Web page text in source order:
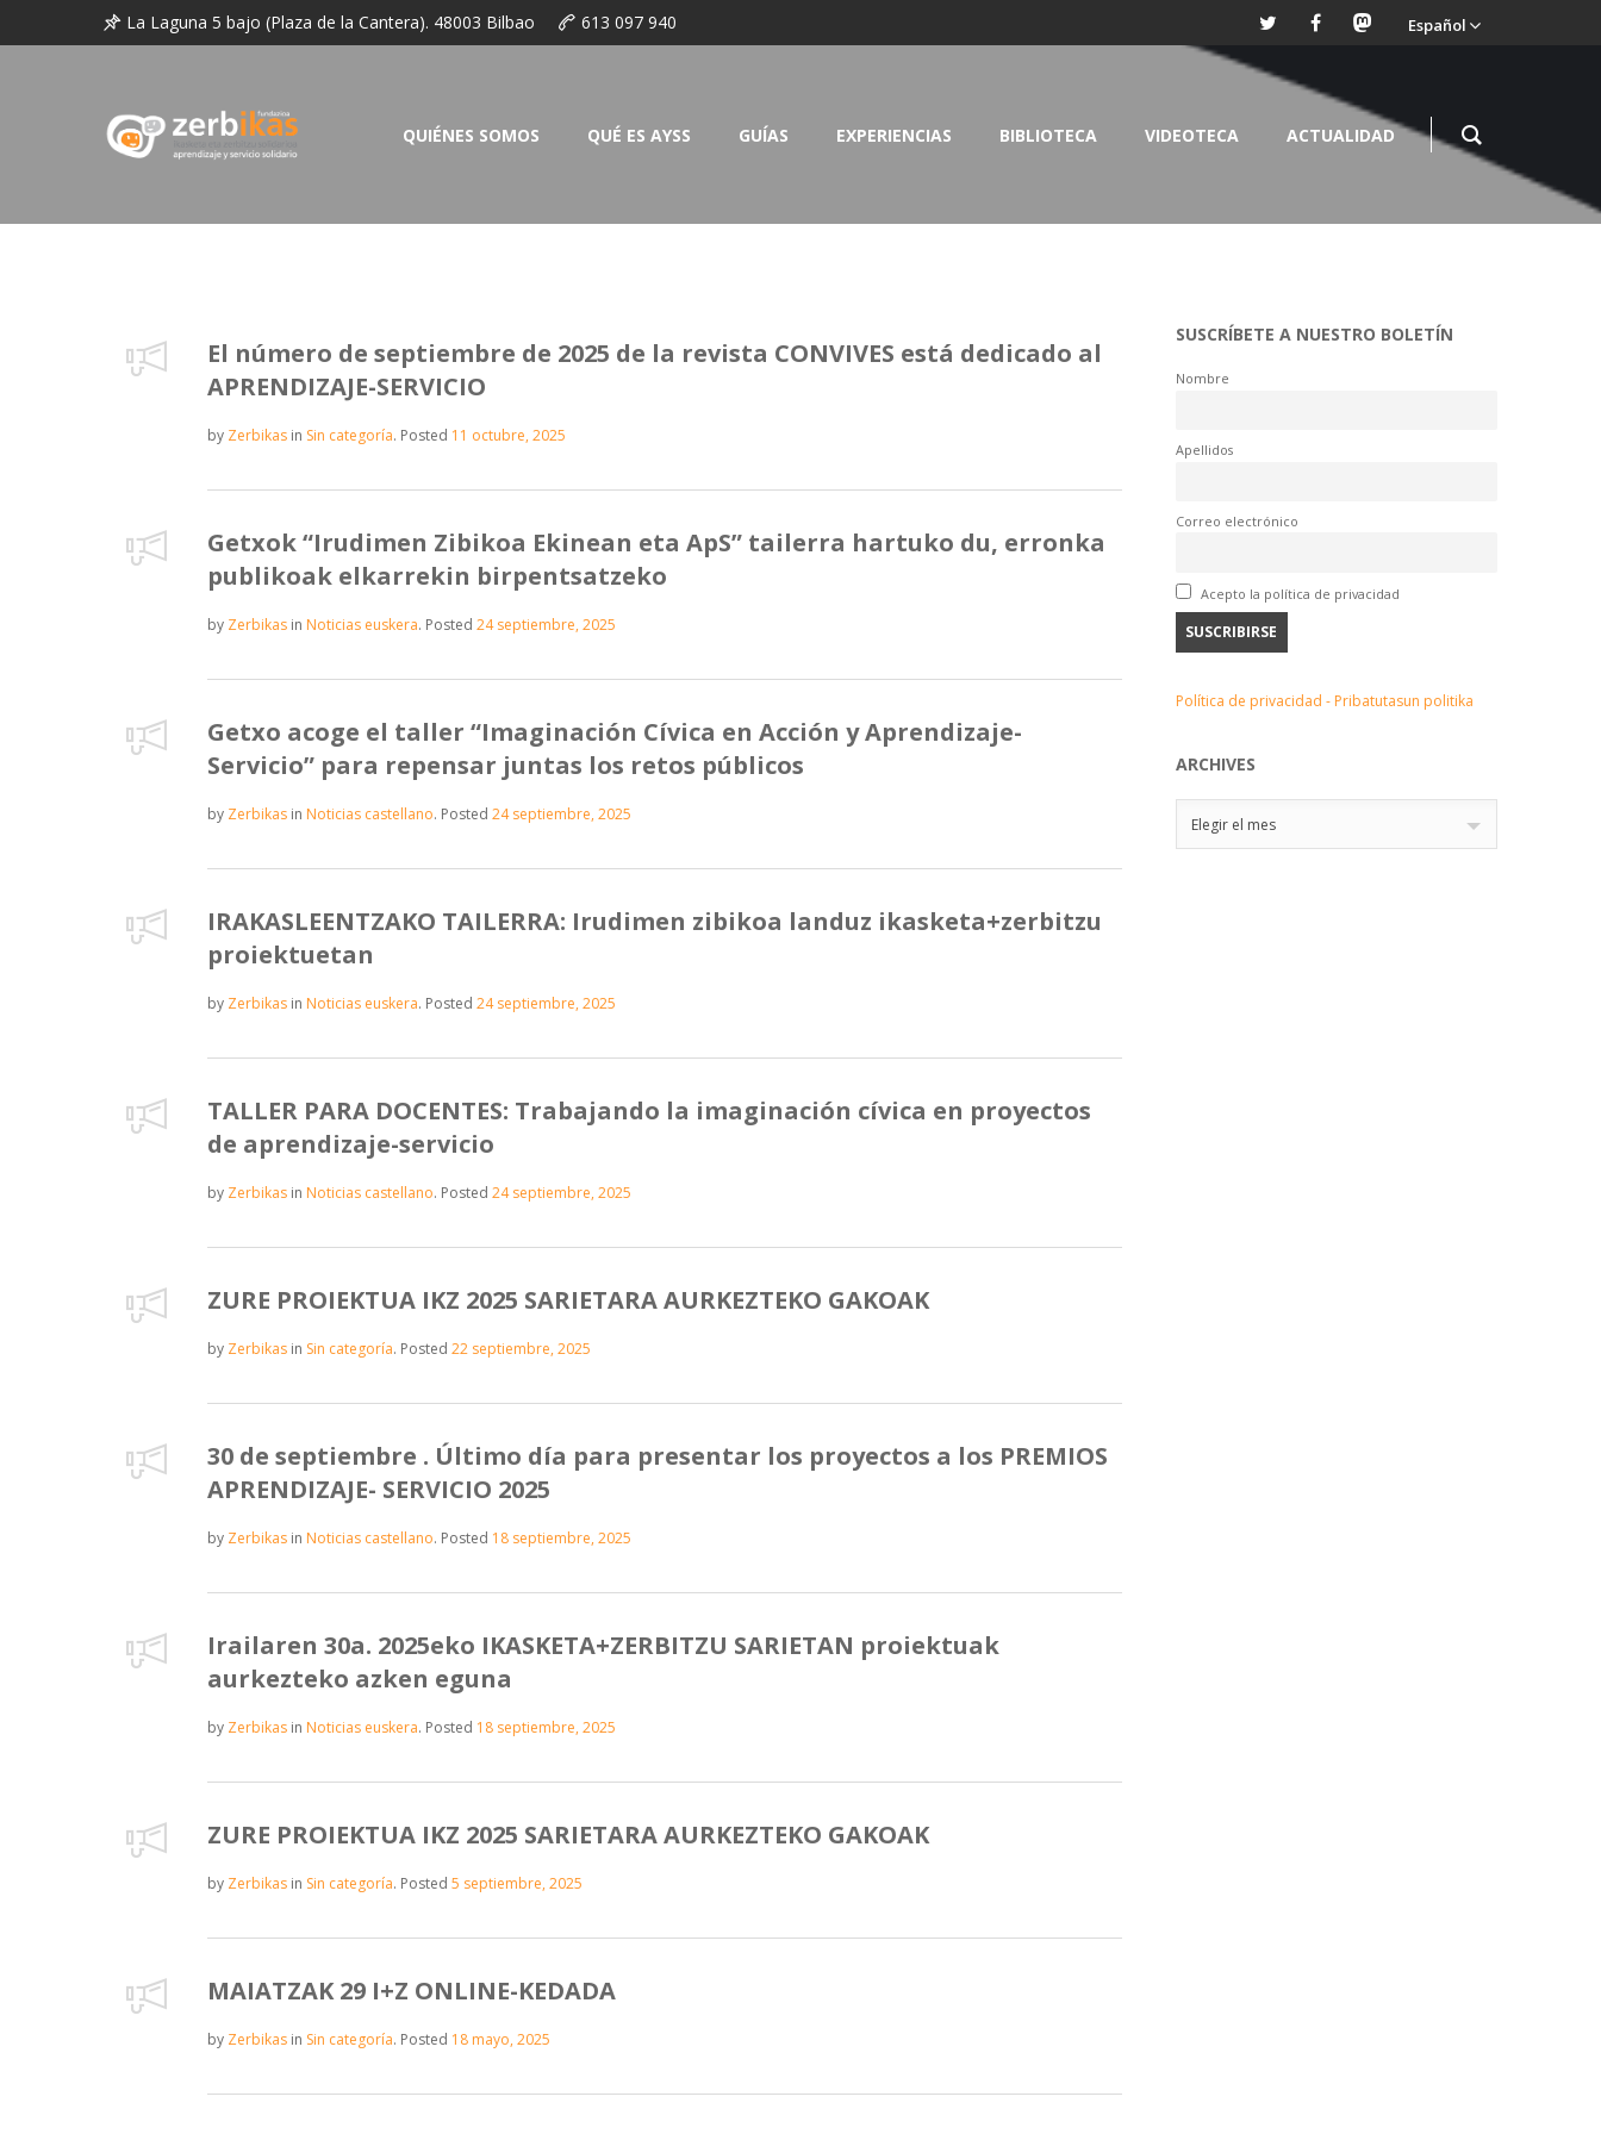
La Laguna 5 bajo (Plaza de la Cantera). 48003 Bilbao 613 097 940 Español
QUIÉNES SOMOS QUÉ ES AYSS GUÍAS EXPERIENCIAS BIBLIOTECA VIDEOTECA ACTUALIDAD
El número de septiembre de 2025 de la revista CONVIVES está dedicado al
APRENDIZAJE-SERVICIO
by Zerbikas in Sin categoría. Posted 11 octubre, 2025
Getxok “Irudimen Zibikoa Ekinean eta ApS” tailerra hartuko du, erronka
publikoak elkarrekin birpentsatzeko
by Zerbikas in Noticias euskera. Posted 24 septiembre, 2025
Getxo acoge el taller “Imaginación Cívica en Acción y Aprendizaje-
Servicio” para repensar juntas los retos públicos
by Zerbikas in Noticias castellano. Posted 24 septiembre, 2025
IRAKASLEENTZAKO TAILERRA: Irudimen zibikoa landuz ikasketa+zerbitzu
proiektuetan
by Zerbikas in Noticias euskera. Posted 24 septiembre, 2025
TALLER PARA DOCENTES: Trabajando la imaginación cívica en proyectos
de aprendizaje-servicio
by Zerbikas in Noticias castellano. Posted 24 septiembre, 2025
ZURE PROIEKTUA IKZ 2025 SARIETARA AURKEZTEKO GAKOAK
by Zerbikas in Sin categoría. Posted 22 septiembre, 2025
30 de septiembre . Último día para presentar los proyectos a los PREMIOS
APRENDIZAJE- SERVICIO 2025
by Zerbikas in Noticias castellano. Posted 18 septiembre, 2025
Irailaren 30a. 2025eko IKASKETA+ZERBITZU SARIETAN proiektuak
aurkezteko azken eguna
by Zerbikas in Noticias euskera. Posted 18 septiembre, 2025
ZURE PROIEKTUA IKZ 2025 SARIETARA AURKEZTEKO GAKOAK
by Zerbikas in Sin categoría. Posted 5 septiembre, 2025
MAIATZAK 29 I+Z ONLINE-KEDADA
by Zerbikas in Sin categoría. Posted 18 mayo, 2025
SUSCRÍBETE A NUESTRO BOLETÍN
Nombre
Apellidos
Correo electrónico
Acepto la política de privacidad
Política de privacidad - Pribatutasun politika
ARCHIVES
Elegir el mes